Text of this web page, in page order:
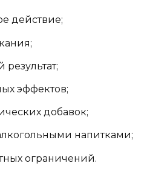
действие;
эффектов;
добавок;
напитками;
ограничений.